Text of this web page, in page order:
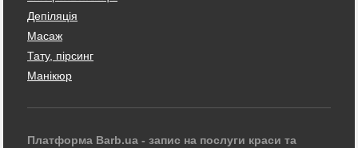
Депіляція
Масаж
Тату, пірсинг
Манікюр
Платформа Barb.ua - запис на послуги краси та